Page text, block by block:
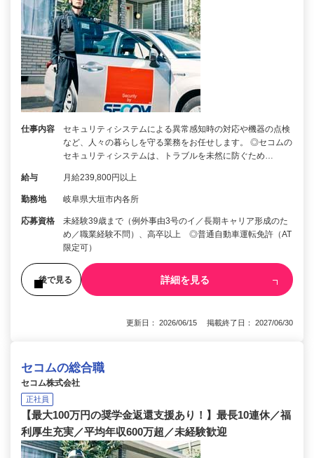
仕事内容
セキュリティシステムによる異常感知時の対応や機器の点検
など、人々の暮らしを守る業務をお任せします。 ◎セコムの
セキュリティシステムは、トラブルを未然に防ぐため…
給与 月給239,800円以上
勤務地 岐阜県大垣市内各所
応募資格
未経験39歳まで（例外事由3号のイ／長期キャリア形成のた
め／職業経験不問）、高卒以上 ◎普通自動車運転免許（AT
限定可）
後で見る 詳細を見る
更新日： 2026/06/15 掲載終了日： 2027/06/30
セコムの総合職
セコム株式会社
正社員
【最大100万円の奨学金返還支援あり！】最長10連休／福
利厚生充実／平均年収600万超／未経験歓迎